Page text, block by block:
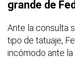
grande de
Ante la consulta
tipo de tatuaje,
incómodo ante la